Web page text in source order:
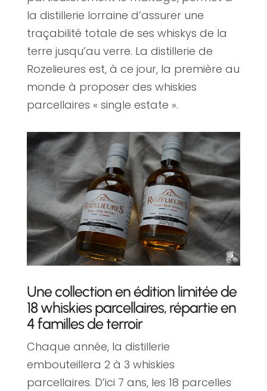
la distillerie lorraine d’assurer une
traçabilité totale de ses whiskys de la
terre jusqu’au verre. La distillerie de
Rozelieures est, à ce jour, la première au
monde à proposer des whiskies
parcellaires « single estate ».
Une collection en édition limitée de
18 whiskies parcellaires, répartie en
4 familles de terroir
Chaque année, la distillerie
embouteillera 2 à 3 whiskies
parcellaires. D’ici 7 ans, les 18 parcelles